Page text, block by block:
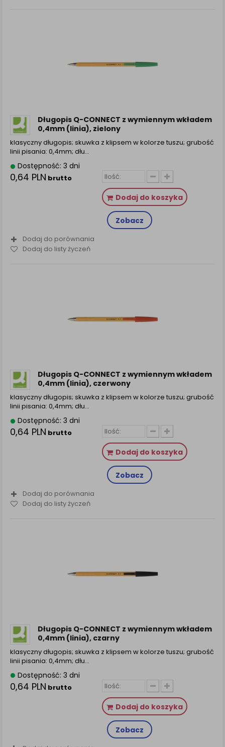
Długopis Q-CONNECT z wymiennym wkładem
0,4mm (linia), zielony
klasyczny długopis; skuwka z klipsem w kolorze tuszu; grubość
linii pisania: 0,4mm; dłu...
Dostępność: 3 dni
0,64 PLN brutto
Dodaj do koszyka
Zobacz
Dodaj do porównania
Dodaj do listy życzeń
Długopis Q-CONNECT z wymiennym wkładem
0,4mm (linia), czerwony
klasyczny długopis; skuwka z klipsem w kolorze tuszu; grubość
linii pisania: 0,4mm; dłu...
Dostępność: 3 dni
0,64 PLN brutto
Dodaj do koszyka
Zobacz
Dodaj do porównania
Dodaj do listy życzeń
Długopis Q-CONNECT z wymiennym wkładem
0,4mm (linia), czarny
klasyczny długopis; skuwka z klipsem w kolorze tuszu; grubość
linii pisania: 0,4mm; dłu...
Dostępność: 3 dni
0,64 PLN brutto
Dodaj do koszyka
Zobacz